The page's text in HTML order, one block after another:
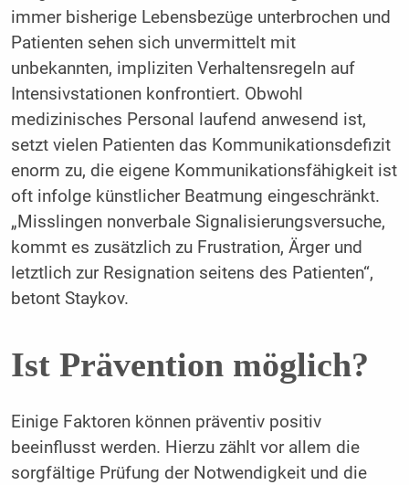
immer bisherige Lebensbezüge unterbrochen und
Patienten sehen sich unvermittelt mit
unbekannten, impliziten Verhaltensregeln auf
Intensivstationen konfrontiert. Obwohl
medizinisches Personal laufend anwesend ist,
setzt vielen Patienten das Kommunikationsdefizit
enorm zu, die eigene Kommunikationsfähigkeit ist
oft infolge künstlicher Beatmung eingeschränkt.
„Misslingen nonverbale Signalisierungsversuche,
kommt es zusätzlich zu Frustration, Ärger und
letztlich zur Resignation seitens des Patienten“,
betont Staykov.
Ist Prävention möglich?
Einige Faktoren können präventiv positiv
beeinflusst werden. Hierzu zählt vor allem die
sorgfältige Prüfung der Notwendigkeit und die